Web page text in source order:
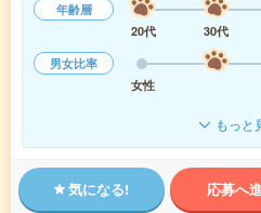
年齢層
20代
30代
男女比率
女性
もっと
気になる! 応募へ